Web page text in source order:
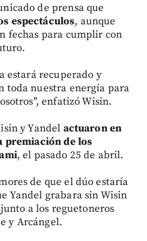
de prensa que
espectáculos, aunque
fechas para cumplir con
estará recuperado y
toda nuestra energía para
enfatizó Wisin.
y Yandel actuaron en
premiación de los
, el pasado 25 de abril.
de que el dúo estaría
Yandel grabara sin Wisin
a los reguetoneros
y Arcángel.